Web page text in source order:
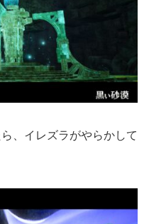
、イレズラがやらかして